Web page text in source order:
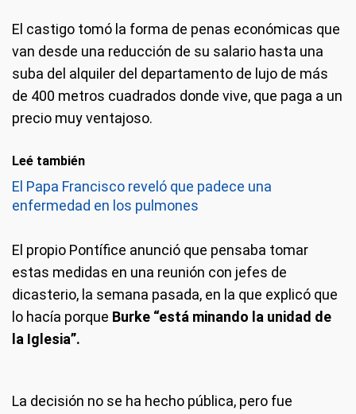
El castigo tomó la forma de penas económicas que
van desde una reducción de su salario hasta una
suba del alquiler del departamento de lujo de más
de 400 metros cuadrados donde vive, que paga a un
precio muy ventajoso.
Leé también
El Papa Francisco reveló que padece una
enfermedad en los pulmones
El propio Pontífice anunció que pensaba tomar
estas medidas en una reunión con jefes de
dicasterio, la semana pasada, en la que explicó que
lo hacía porque Burke “está minando la unidad de
la Iglesia”.
La decisión no se ha hecho pública, pero fue